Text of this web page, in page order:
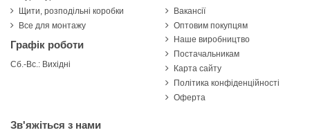
Щити, розподільні коробки
Все для монтажу
Графік роботи
Сб.-Вс.: Вихідні
Вакансії
Оптовим покупцям
Наше виробництво
Постачальникам
Карта сайту
Політика конфіденційності
Оферта
Зв'яжіться з нами